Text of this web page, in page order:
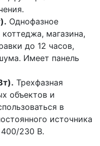
Однофазное
магазина,
до 12 часов,
Имеет панель
Трехфазная
объектов и
в
источника
230 В.